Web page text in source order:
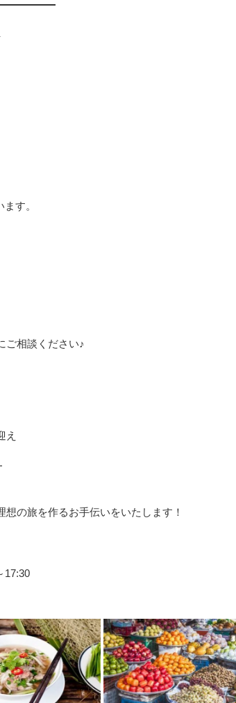
す。
ご相談ください♪
え
の旅を作るお手伝いをいたします！
17:30